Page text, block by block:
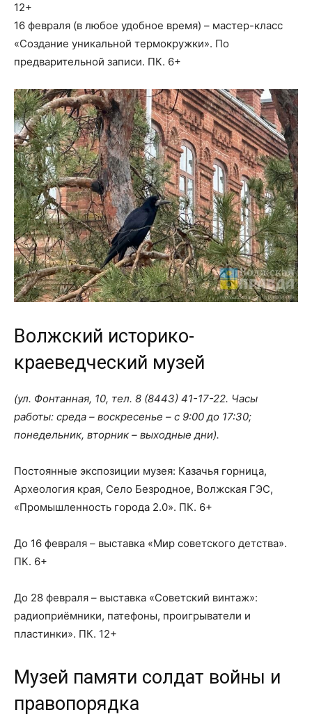
12+
16 февраля (в любое удобное время) – мастер-класс
«Создание уникальной термокружки». По
предварительной записи. ПК. 6+
Волжский историко-
краеведческий музей
(ул. Фонтанная, 10, тел. 8 (8443) 41-17-22. Часы
работы: среда – воскресенье – с 9:00 до 17:30;
понедельник, вторник – выходные дни).
Постоянные экспозиции музея: Казачья горница,
Археология края, Село Безродное, Волжская ГЭС,
«Промышленность города 2.0». ПК. 6+
До 16 февраля – выставка «Мир советского детства».
ПК. 6+
До 28 февраля – выставка «Советский винтаж»:
радиоприёмники, патефоны, проигрыватели и
пластинки». ПК. 12+
Музей памяти солдат войны и
правопорядка